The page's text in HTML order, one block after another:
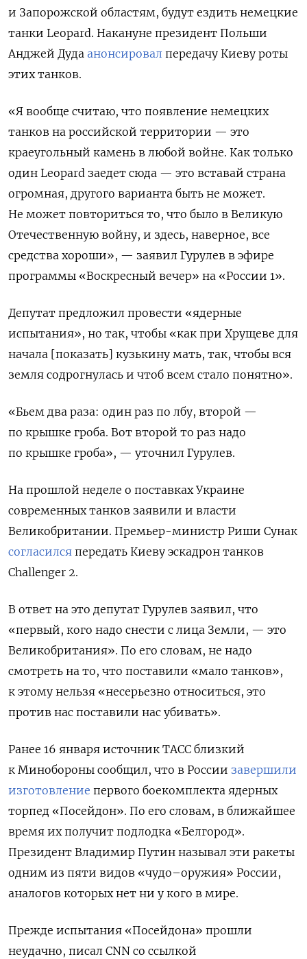
и Запорожской областям, будут ездить немецкие
танки Leopard. Накануне президент Польши
Анджей Дуда анонсировал передачу Киеву роты
этих танков.
«Я вообще считаю, что появление немецких
танков на российской территории — это
краеугольный камень в любой войне. Как только
один Leopard заедет сюда — это вставай страна
огромная, другого варианта быть не может.
Не может повториться то, что было в Великую
Отечественную войну, и здесь, наверное, все
средства хороши», — заявил Гурулев в эфире
программы «Воскресный вечер» на «России 1».
Депутат предложил провести «ядерные
испытания», но так, чтобы «как при Хрущеве для
начала [показать] кузькину мать, так, чтобы вся
земля содрогнулась и чтоб всем стало понятно».
«Бьем два раза: один раз по лбу, второй —
по крышке гроба. Вот второй то раз надо
по крышке гроба», — уточнил Гурулев.
На прошлой неделе о поставках Украине
современных танков заявили и власти
Великобритании. Премьер-министр Риши Сунак
согласился передать Киеву эскадрон танков
Challenger 2.
В ответ на это депутат Гурулев заявил, что
«первый, кого надо снести с лица Земли, — это
Великобритания». По его словам, не надо
смотреть на то, что поставили «мало танков»,
к этому нельзя «несерьезно относиться, это
против нас поставили нас убивать».
Ранее 16 января источник ТАСС близкий
к Минобороны сообщил, что в России завершили
изготовление первого боекомплекта ядерных
торпед «Посейдон». По его словам, в ближайшее
время их получит подлодка «Белгород».
Президент Владимир Путин называл эти ракеты
одним из пяти видов «чудо–оружия» России,
аналогов которых нет ни у кого в мире.
Прежде испытания «Посейдона» прошли
неудачно, писал CNN со ссылкой